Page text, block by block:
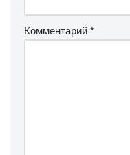
Комментарий *